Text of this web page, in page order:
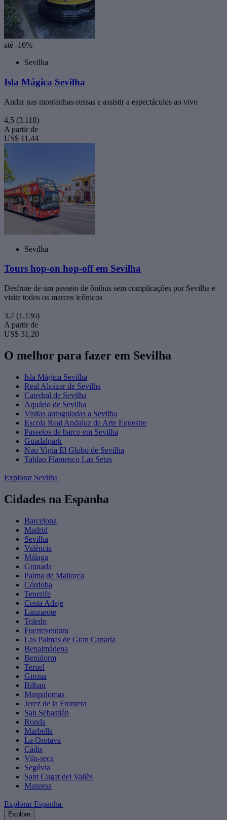
até -16%
Sevilha
Isla Mágica Sevilha
Andar nas montanhas-russas e assistir a espectáculos ao vivo
4,5 (3.118)
A partir de
US$ 11,44
Sevilha
Tours hop-on hop-off em Sevilha
Desfrute de um passeio de ônibus sem complicações por Sevilha e
visite todos os marcos icônicos
3,7 (1.136)
A partir de
US$ 31,20
O melhor para fazer em Sevilha
Isla Mágica Sevilha
Real Alcázar de Sevilha
Catedral de Sevilha
Aquário de Sevilha
Visitas autoguiadas a Sevilha
Escola Real Andaluz de Arte Equestre
Passeios de barco em Sevilha
Guadalpark
Nao Vigía El Globo de Sevilha
Tablao Flamenco Las Setas
Explorar Sevilha
Cidades na Espanha
Barcelona
Madrid
Sevilha
Valência
Málaga
Granada
Palma de Mallorca
Córdoba
Tenerife
Costa Adeje
Lanzarote
Toledo
Fuerteventura
Las Palmas de Gran Canaria
Benalmádena
Benidorm
Teruel
Girona
Bilbau
Maspalomas
Jerez de la Frontera
San Sebastián
Ronda
Marbella
La Orotava
Cádis
Vila-seca
Segóvia
Sant Cugat del Vallès
Manresa
Explorar Espanha
Explore